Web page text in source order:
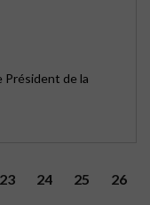
Président de la
23 24 25 26